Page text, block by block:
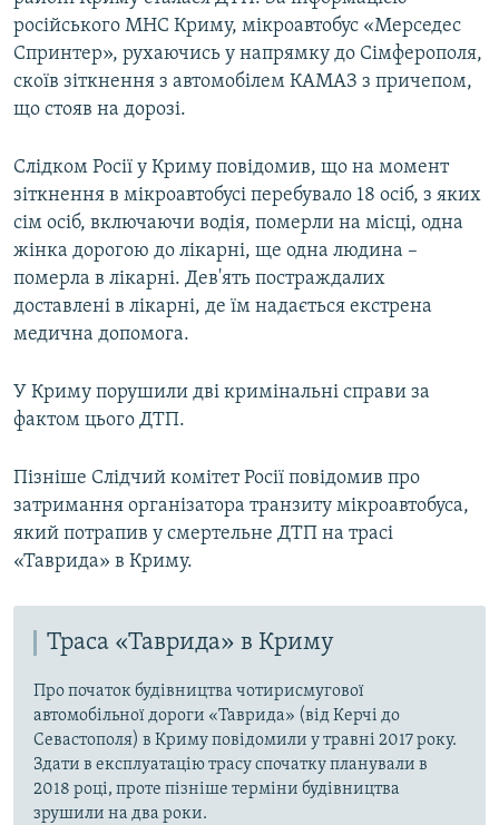
o
u
s
s
i
d
e
l
i
d
e
російського МНС Криму, мікроавтобус «Мерседес
Спринтер», рухаючись у напрямку до Сімферополя,
скоїв зіткнення з автомобілем КАМАЗ з причепом,
що стояв на дорозі.
Слідком Росії у Криму повідомив, що на момент
зіткнення в мікроавтобусі перебувало 18 осіб, з яких
сім осіб, включаючи водія, померли на місці, одна
жінка дорогою до лікарні, ще одна людина –
померла в лікарні. Дев'ять постраждалих
доставлені в лікарні, де їм надається екстрена
медична допомога.
У Криму порушили дві кримінальні справи за
фактом цього ДТП.
Пізніше Слідчий комітет Росії повідомив про
затримання організатора транзиту мікроавтобуса,
який потрапив у смертельне ДТП на трасі
«Таврида» в Криму.
Траса «Таврида» в Криму
Про початок будівництва чотирисмугової
автомобільної дороги «Таврида» (від Керчі до
Севастополя) в Криму повідомили у травні 2017 року.
Здати в експлуатацію трасу спочатку планували в
2018 році, проте пізніше терміни будівництва
зрушили на два роки.